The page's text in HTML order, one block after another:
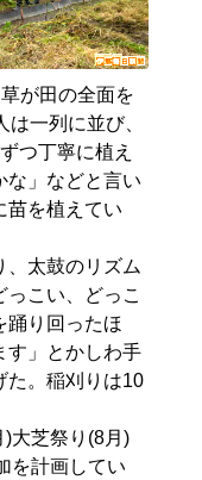
が田の全面を
一列に並び、
つ丁寧に植え
な」などと言い
苗を植えてい
太鼓のリズム
こい、どっこ
踊り回ったほ
す」とかしわ手
た。稲刈りは10
大芝祭り(8月)
を計画してい